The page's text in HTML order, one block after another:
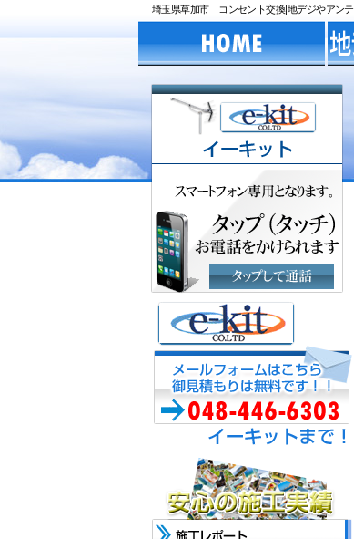
埼玉県草加市 コンセント交換|地デジやアン